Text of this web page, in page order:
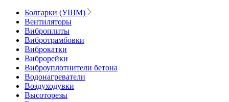
Болгарки (УШМ)
Вентиляторы
Виброплиты
Вибротрамбовки
Виброкатки
Виброрейки
Виброуплотнители бетона
Водонагреватели
Воздуходувки
Высоторезы